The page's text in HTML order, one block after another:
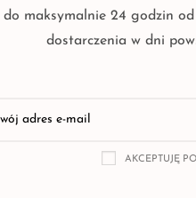
do maksymalnie 24 godzin
dostarczenia w dni
AKCEPTUJĘ